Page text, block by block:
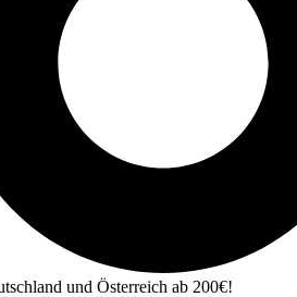
und Österreich ab 200€!